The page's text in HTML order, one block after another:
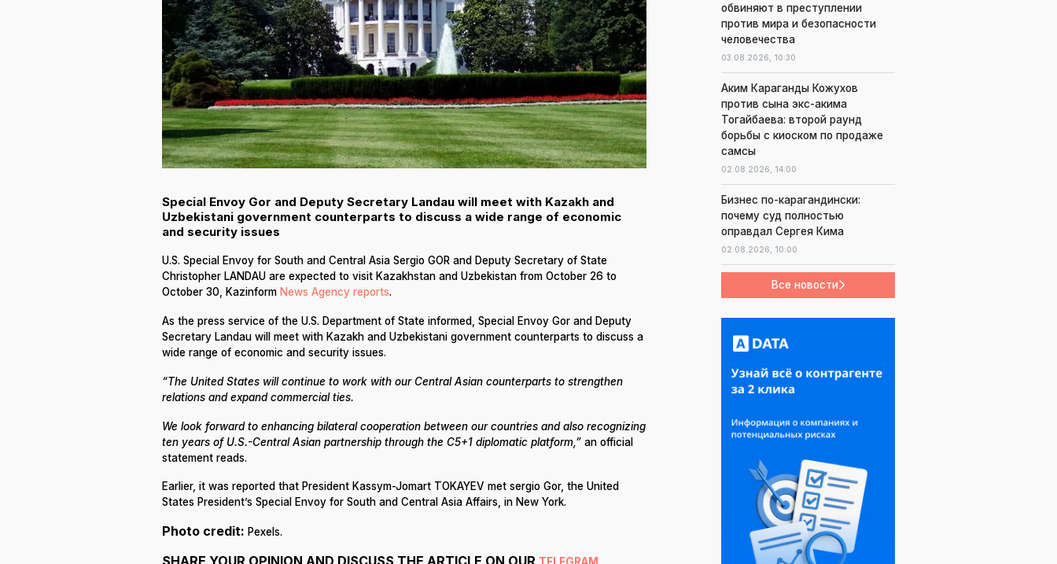
Special Envoy Gor and Deputy Secretary Landau will meet with Kazakh and
Uzbekistani government counterparts to discuss a wide range of economic
and security issues
U.S. Special Envoy for South and Central Asia Sergio GOR and Deputy Secretary of State
Christopher LANDAU are expected to visit Kazakhstan and Uzbekistan from October 26 to
October 30, Kazinform News Agency reports.
As the press service of the U.S. Department of State informed, Special Envoy Gor and Deputy
Secretary Landau will meet with Kazakh and Uzbekistani government counterparts to discuss a
wide range of economic and security issues.
“The United States will continue to work with our Central Asian counterparts to strengthen
relations and expand commercial ties.
We look forward to enhancing bilateral cooperation between our countries and also recognizing
ten years of U.S.-Central Asian partnership through the C5+1 diplomatic platform,” an official
statement reads.
Earlier, it was reported that President Kassym-Jomart TOKAYEV met sergio Gor, the United
States President’s Special Envoy for South and Central Asia Affairs, in New York.
Photo credit: Pexels.
SHARE YOUR OPINION AND DISCUSS THE ARTICLE ON OUR
обвиняют в преступлении
против мира и безопасности
человечества
03.08.2026, 10:30
Аким Караганды Кожухов
против сына экс-акима
Тогайбаева: второй раунд
борьбы с киоском по продаже
самсы
02.08.2026, 14:00
Бизнес по-карагандински:
почему суд полностью
оправдал Сергея Кима
02.08.2026, 10:00
Все новости